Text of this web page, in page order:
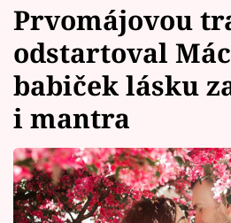
Témata
Celebrity
Vztahy
Seriály
Prvomájovou
odstartoval
babiček lásku
i mantra